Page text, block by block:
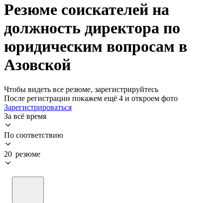
Резюме соискателей на
должность директора по
юридическим вопросам в
Азовской
Чтобы видеть все резюме, зарегистрируйтесь
После регистрации покажем ещё 4 и откроем фото
Зарегистрироваться
За всё время
По соответствию
20 резюме